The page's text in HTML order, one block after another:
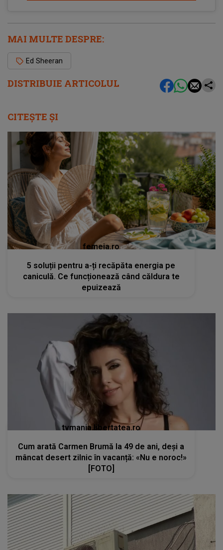
DISTRIBUIE ARTICOLUL
MAI MULTE DESPRE:
Ed Sheeran
CITEȘTE ȘI
femeia.ro
5 soluții pentru a-ți recăpăta energia pe
caniculă. Ce funcționează când căldura te
epuizează
tvmania.libertatea.ro
Cum arată Carmen Brumă la 49 de ani, deși a
mâncat desert zilnic în vacanță: «Nu e noroc!»
[FOTO]